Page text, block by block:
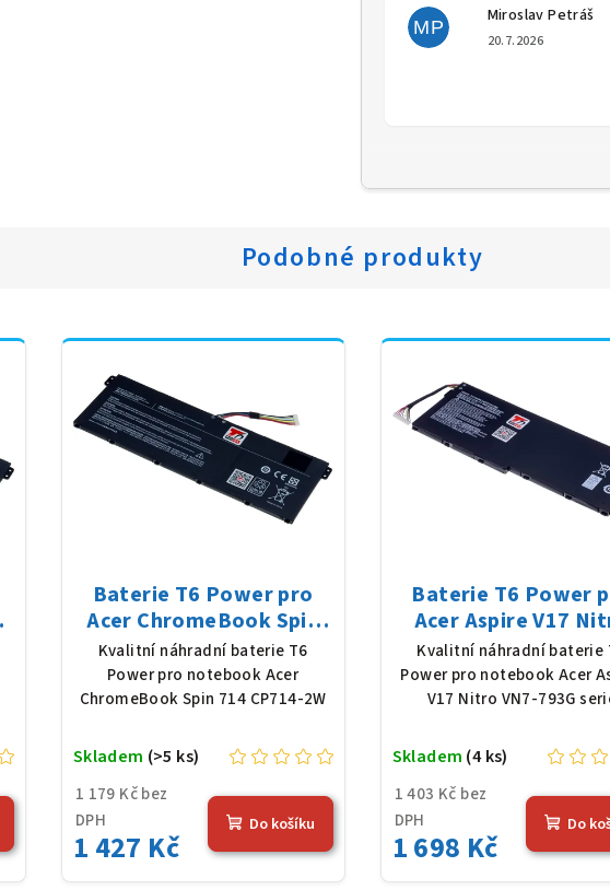
MP
Miroslav Petráš
20.7.2026
Podobné produkty
Baterie T6 Power pro
Acer ChromeBook Spin
714 CP714-2W, Li-Poly,
11,61 V, 4683 mAh (54,36
Wh), černá
Kvalitní náhradní baterie T6
Power pro notebook Acer
ChromeBook Spin 714 CP714-2W
1 179 Kč bez
DPH
1 427 Kč
Skladem (>5 ks)
Do košíku
Baterie T6 Power
Acer Aspire V17
VN7-793G serie, Li-
15,2 V, 4605 mAh (69
černá
Kvalitní náhradní baterie
Power pro notebook Acer
V17 Nitro VN7-793G
1 403 Kč bez
DPH
1 698 Kč
Skladem (4 ks)
Do